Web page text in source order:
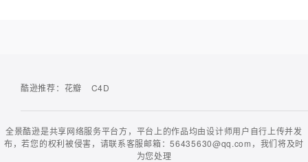
酷逊推荐： 花瓣 C4D
全景酷逊是共享网络服务平台方，平台上的作品均由设计师用户自行上传并发
布，若您的权利被侵害，请联系客服邮箱：56435630@qq.com，我们将及时
为您处理